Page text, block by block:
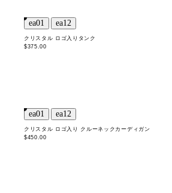
クリスタル ロゴ入りタンク
$375.00
クリスタル ロゴ入り クルーネックカーディガン
$450.00